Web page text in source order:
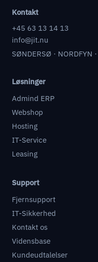
Kontakt
+45 63 13 14 13
info@jit.nu
SØNDERSØ · NORDFYN
Løsninger
Admind ERP
Webshop
Hosting
IT-Service
Leasing
Support
Fjernsupport
IT-Sikkerhed
Kontakt os
Vidensbase
Kundeudtalelser